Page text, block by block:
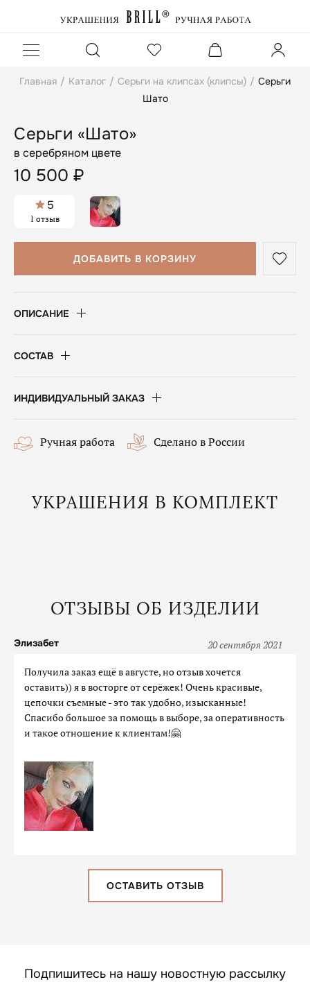
Главная / Каталог / Серьги на клипсах (клипсы) / Серьги
Шато
Серьги «Шато»
в серебряном цвете
10 500 ₽
5
1 отзыв
ДОБАВИТЬ В КОРЗИНУ
ОПИСАНИЕ
СОСТАВ
ИНДИВИДУАЛЬНЫЙ ЗАКАЗ
Ручная работа Сделано в России
УКРАШЕНИЯ В КОМПЛЕКТ
ОТЗЫВЫ ОБ ИЗДЕЛИИ
Элизабет 20 сентября 2021
Получила заказ ещё в августе, но отзыв хочется
оставить)) я в восторге от серёжек! Очень красивые,
цепочки съемные - это так удобно, изысканные!
Спасибо большое за помощь в выборе, за оперативность
и такое отношение к клиентам!🤗
ОСТАВИТЬ ОТЗЫВ
Подпишитесь на нашу новостную рассылку